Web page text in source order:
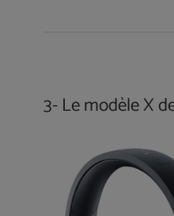
3- Le modèle X